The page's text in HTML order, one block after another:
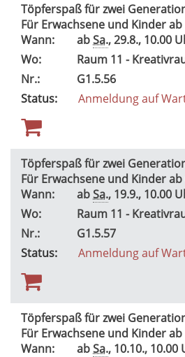
Töpferspaß für zwei
Für Erwachsene und Kinder ab
Wann:
abSa., 29.8., 10.00
Wo:
Raum 11 -
Nr.:
G1.5.56
Status:
Anmeldung auf
Töpferspaß für zwei
Für Erwachsene und Kinder ab
Wann:
abSa., 19.9., 10.00
Wo:
Raum 11 -
Nr.:
G1.5.57
Status:
Anmeldung auf
Töpferspaß für zwei
Für Erwachsene und Kinder ab
Wann:
abSa., 10.10., 10.00